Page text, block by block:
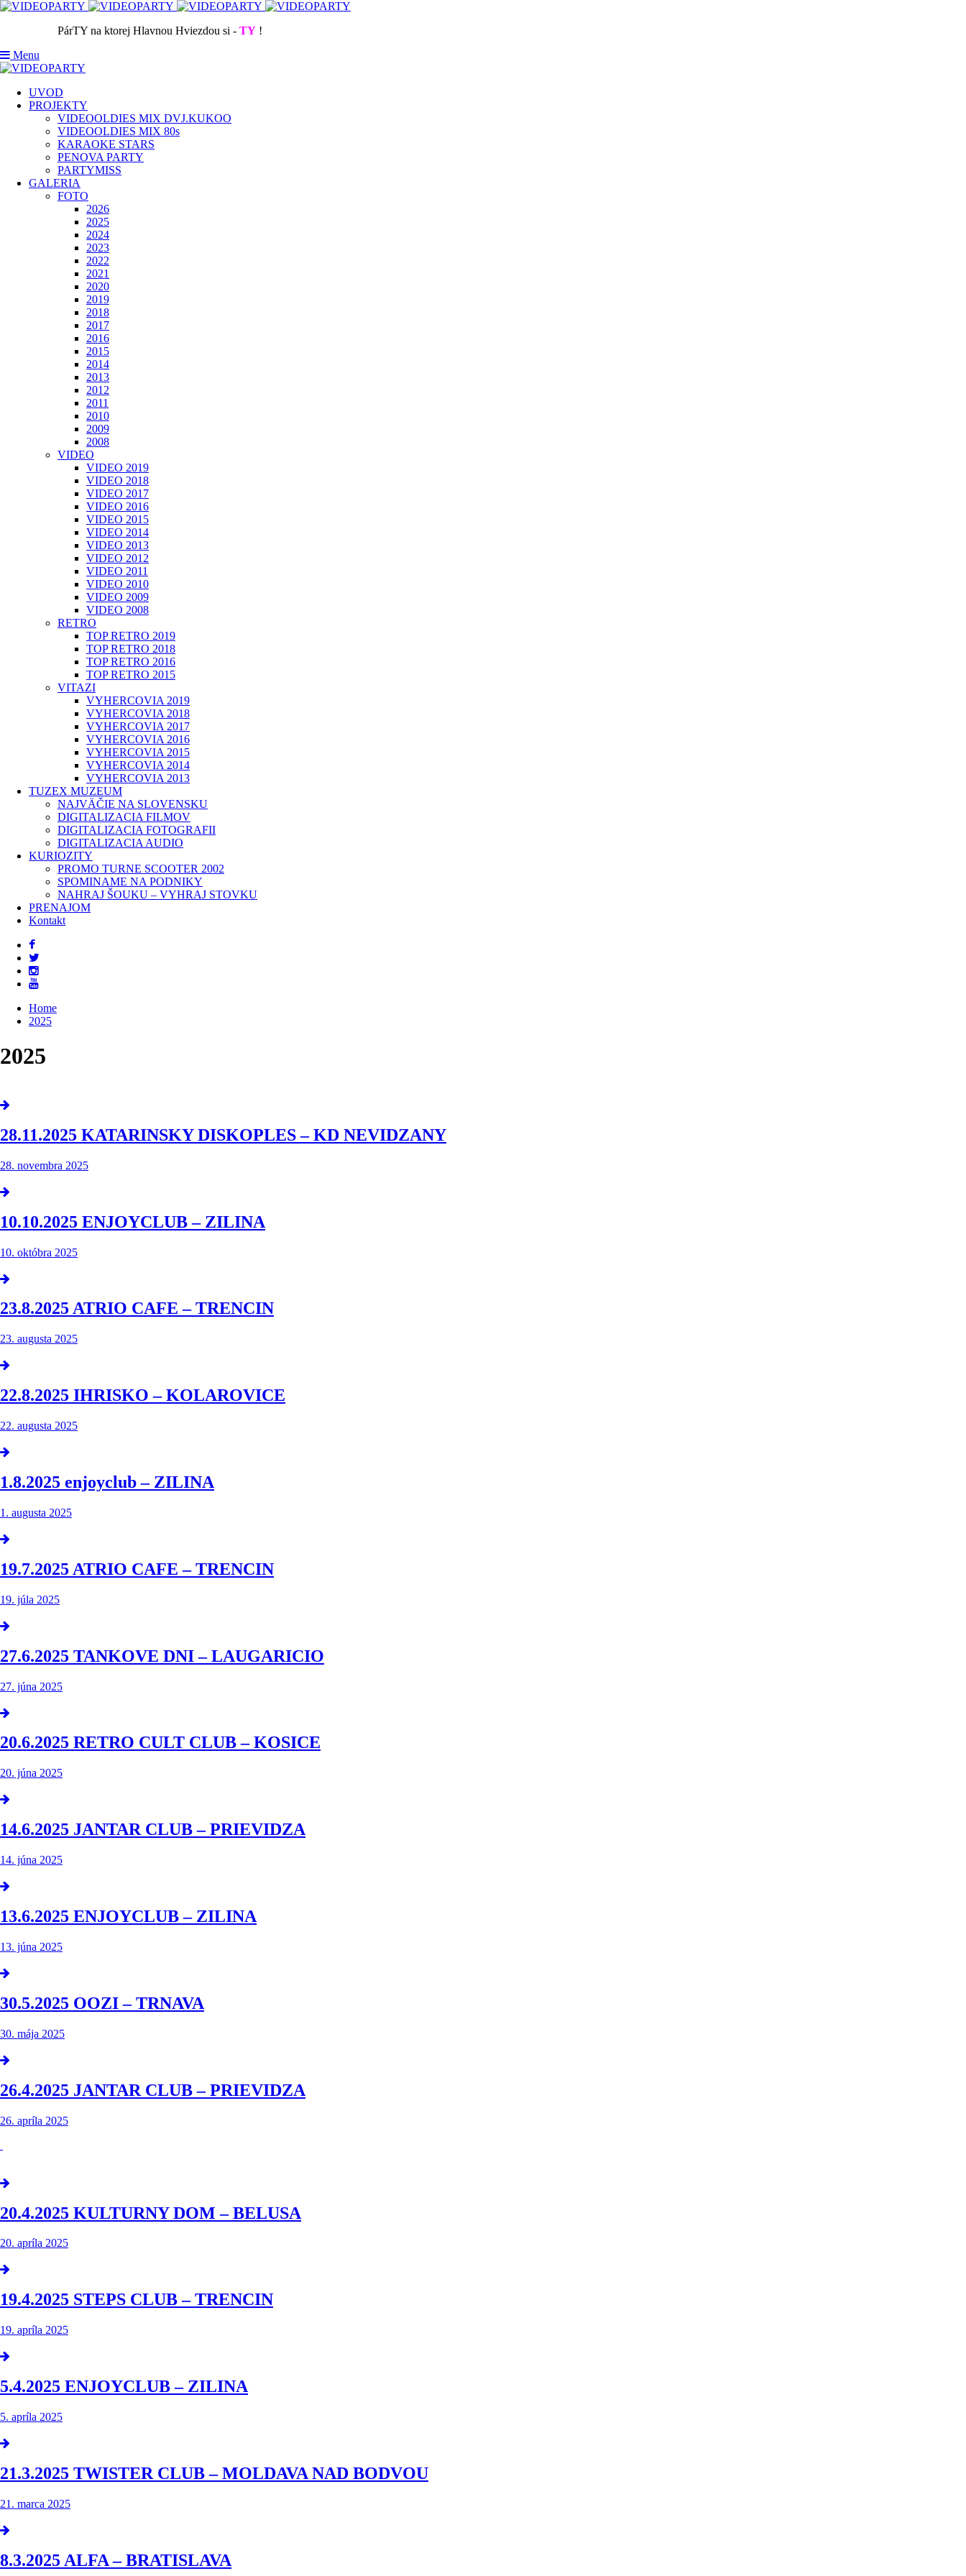
PárTY na ktorej Hlavnou Hviezdou si - TY !
Menu
UVOD
PROJEKTY
VIDEOOLDIES MIX DVJ.KUKOO
VIDEOOLDIES MIX 80s
KARAOKE STARS
PENOVA PARTY
PARTYMISS
GALERIA
FOTO
2026
2025
2024
2023
2022
2021
2020
2019
2018
2017
2016
2015
2014
2013
2012
2011
2010
2009
2008
VIDEO
VIDEO 2019
VIDEO 2018
VIDEO 2017
VIDEO 2016
VIDEO 2015
VIDEO 2014
VIDEO 2013
VIDEO 2012
VIDEO 2011
VIDEO 2010
VIDEO 2009
VIDEO 2008
RETRO
TOP RETRO 2019
TOP RETRO 2018
TOP RETRO 2016
TOP RETRO 2015
VITAZI
VYHERCOVIA 2019
VYHERCOVIA 2018
VYHERCOVIA 2017
VYHERCOVIA 2016
VYHERCOVIA 2015
VYHERCOVIA 2014
VYHERCOVIA 2013
TUZEX MUZEUM
NAJVÄČIE NA SLOVENSKU
DIGITALIZACIA FILMOV
DIGITALIZACIA FOTOGRAFII
DIGITALIZACIA AUDIO
KURIOZITY
PROMO TURNE SCOOTER 2002
SPOMINAME NA PODNIKY
NAHRAJ ŠOUKU – VYHRAJ STOVKU
PRENAJOM
Kontakt
Home
2025
2025
28.11.2025 KATARINSKY DISKOPLES – KD NEVIDZANY
28. novembra 2025
10.10.2025 ENJOYCLUB – ZILINA
10. októbra 2025
23.8.2025 ATRIO CAFE – TRENCIN
23. augusta 2025
22.8.2025 IHRISKO – KOLAROVICE
22. augusta 2025
1.8.2025 enjoyclub – ZILINA
1. augusta 2025
19.7.2025 ATRIO CAFE – TRENCIN
19. júla 2025
27.6.2025 TANKOVE DNI – LAUGARICIO
27. júna 2025
20.6.2025 RETRO CULT CLUB – KOSICE
20. júna 2025
14.6.2025 JANTAR CLUB – PRIEVIDZA
14. júna 2025
13.6.2025 ENJOYCLUB – ZILINA
13. júna 2025
30.5.2025 OOZI – TRNAVA
30. mája 2025
26.4.2025 JANTAR CLUB – PRIEVIDZA
26. apríla 2025
20.4.2025 KULTURNY DOM – BELUSA
20. apríla 2025
19.4.2025 STEPS CLUB – TRENCIN
19. apríla 2025
5.4.2025 ENJOYCLUB – ZILINA
5. apríla 2025
21.3.2025 TWISTER CLUB – MOLDAVA NAD BODVOU
21. marca 2025
8.3.2025 ALFA – BRATISLAVA